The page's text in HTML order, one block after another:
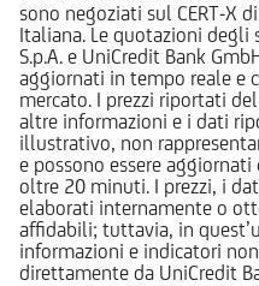
sono negoziati sul CERT-X
Italiana. Le quotazioni degli
S.p.A. e UniCredit Bank
aggiornati in tempo reale e
mercato. I prezzi riportati
altre informazioni e i dati
illustrativo, non
e possono essere
oltre 20 minuti. I prezzi, i
elaborati internamente o
affidabili; tuttavia, in
informazioni e indicatori
direttamente da UniCredit